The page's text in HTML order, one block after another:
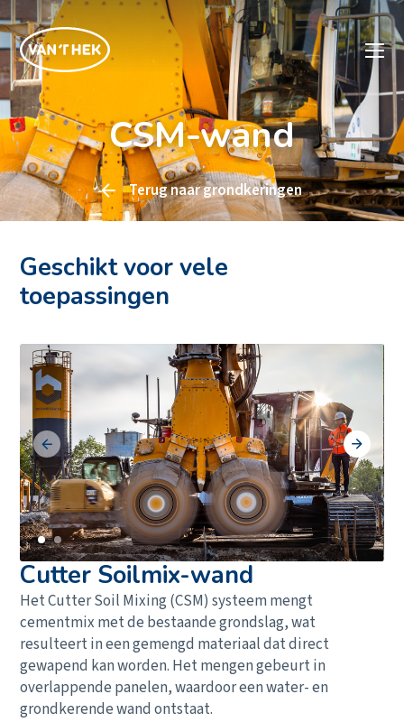
CSM-wand
Terug naargrondkeringen
Geschikt voor vele
toepassingen
Cutter Soilmix-wand
Het Cutter Soil Mixing (CSM) systeem mengt
cementmix met de bestaande grondslag, wat
resulteert in een gemengd materiaal dat direct
gewapend kan worden. Het mengen gebeurt in
overlappende panelen, waardoor een water- en
grondkerende wand ontstaat.